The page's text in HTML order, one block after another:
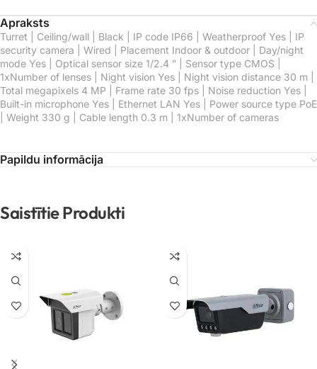
Apraksts
Turret | Ceiling/wall | Black | IP code IP66 | Weatherproof Yes | IP
security camera | Wired | Placement Indoor & outdoor | Day/night
mode Yes | Optical sensor size 1/2.4 ” | Sensor type CMOS |
1xNumber of lenses | Night vision Yes | Night vision distance 30 m |
Total megapixels 4 MP | Frame rate 30 fps | Noise reduction Yes |
Built-in microphone Yes | Ethernet LAN Yes | Power source type PoE
| Weight 330 g | Cable length 0.3 m | 1xNumber of cameras
Papildu informācija
Saistītie Produkti